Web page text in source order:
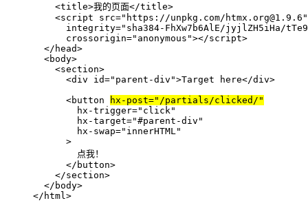
<title>我的页面</title>
<script src=" https://unpkg.com/htmx.org@1.9.6 "
integrity=" sha384-FhXw7b6AlE/jyjlZH5iHa/
crossorigin=" anonymous "></script>
</ head>
<body>
<section>
<div id=" parent-div ">Target here</div>
<button hx-post=" /partials/clicked/ "
hx-trigger=" click "
hx-target="#parent-div "
hx-swap=" innerHTML "
>
点我！
</ button>
</section>
</ body>
</ html >